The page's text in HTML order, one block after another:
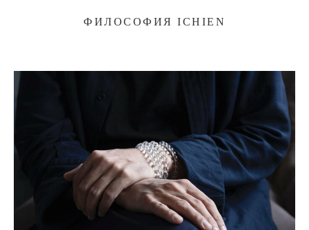
ФИЛОСОФИЯ ICHIEN